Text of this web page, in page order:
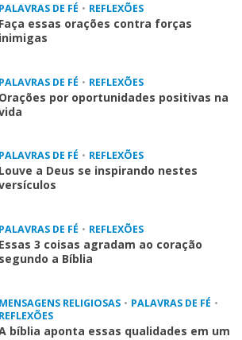
PALAVRAS DE FÉ • REFLEXÕES
Faça essas orações contra forças
inimigas
PALAVRAS DE FÉ • REFLEXÕES
Orações por oportunidades positivas na
PALAVRAS DE FÉ • REFLEXÕES
Louve a Deus se inspirando nestes
PALAVRAS DE FÉ • REFLEXÕES
Essas 3 coisas agradam ao coração
segundo a Bíblia
MENSAGENS RELIGIOSAS • PALAVRAS DE FÉ •
REFLEXÕES
bíblia aponta essas qualidades em um